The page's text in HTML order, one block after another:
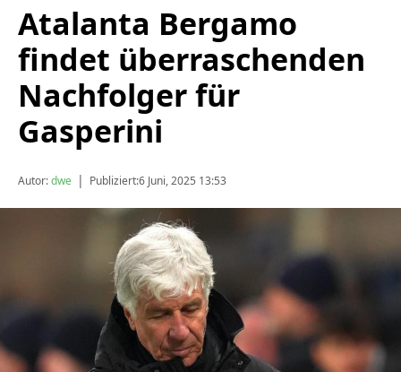
Atalanta Bergamo
findet überraschenden
Nachfolger für
Gasperini
Autor:dwe | Publiziert:6 Juni, 2025 13:53